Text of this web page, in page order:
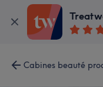
Cabines beauté